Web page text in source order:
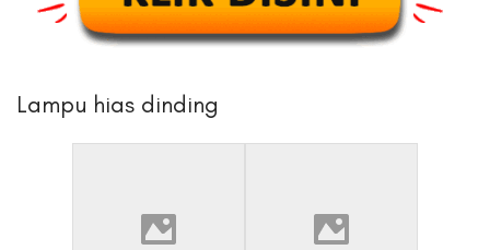
Lampu hias dinding